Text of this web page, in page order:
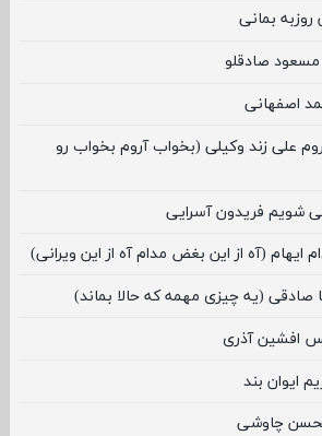
روزبه بمانی
مسعود صادقلو
اصفهانی
علی زند وکیلی (بخواب آروم بخواب رو
شویم فریدون آسرایی
ایهام (آه از این بغض مدام آه از این ویرانی)
صادقی (یه چیزی مهمه که حالا بماند)
افشین آذری
ایوان بند
محسن چاوشی